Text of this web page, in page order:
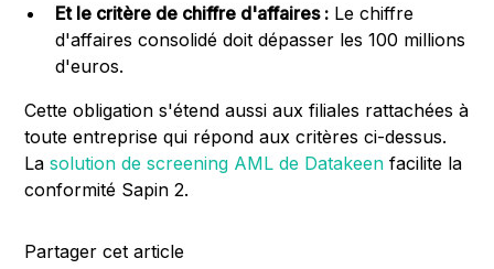
Et le critère de chiffre d'affaires : Le chiffre
d'affaires consolidé doit dépasser les 100 millions
d'euros.
Cette obligation s'étend aussi aux filiales rattachées à
toute entreprise qui répond aux critères ci-dessus.
Lasolution de screening AML de Datakeen facilite la
conformité Sapin 2.
Partager cet article